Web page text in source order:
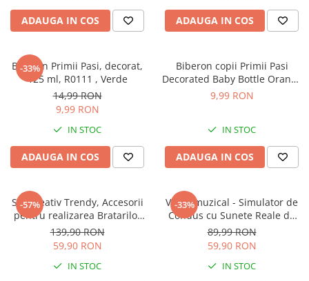
Sampon si balsam copii
Sapun & Gel de dus copii
Tampoane pentru San
Set Ingrijire Bebelusi
Arme de jucarie
Ateliere si bancuri de lucru
Bucatarii copii
Carucioare papusi si accesorii
Casute de papusi si mobilier
Cuburi si caramizi
Elicoptere, avioane si nave de
ADAUGA IN COS ADAUGA IN COS
-33%
Biberon Primii Pasi, decorat,
125 ml, R0111 , Verde
14,99 RON
9,99 RON
IN STOC
ADAUGA IN COS
Biberon copii Primii Pasi
Decorated Baby Bottle Orange
125ml
9,99 RON
IN STOC
ADAUGA IN COS
-57%
Set Creativ Trendy, Accesorii
pentru realizarea Bratarilor
din elastic, Rainbow Loom
Bands, 950 piese, Multicolor
139,90 RON
59,90 RON
IN STOC
-33%
Volan muzical - Simulator de
Condus cu Sunete Reale de
Masina si Suport cu Ventuze
pentru copii, Galben cu Negru
89,99 RON
59,90 RON
IN STOC